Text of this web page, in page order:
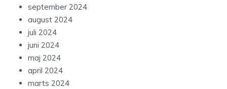
september 2024
august 2024
juli 2024
juni 2024
maj 2024
april 2024
marts 2024